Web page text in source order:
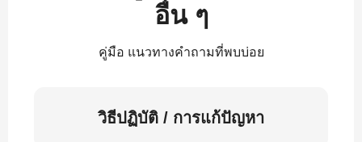
อื่น ๆ
คู่มือ แนวทางคำถามที่พบบ่อย
วิธีปฏิบัติ / การแก้ปัญหา